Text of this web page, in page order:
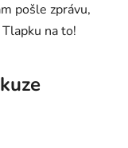
pošle zprávu,
na to!